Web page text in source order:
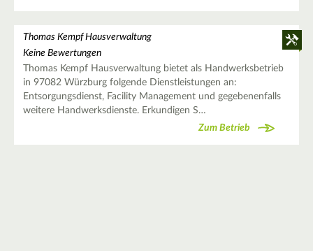
Thomas Kempf Hausverwaltung
Keine Bewertungen
Thomas Kempf Hausverwaltung bietet als Handwerksbetrieb
in 97082 Würzburg folgende Dienstleistungen an:
Entsorgungsdienst, Facility Management und gegebenenfalls
weitere Handwerksdienste. Erkundigen S…
Zum Betrieb